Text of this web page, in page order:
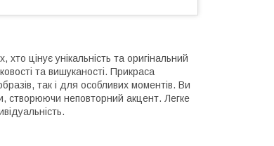
цінує унікальність та оригінальний
та вишуканості. Прикраса
так і для особливих моментів. Ви
створюючи неповторний акцент. Легке